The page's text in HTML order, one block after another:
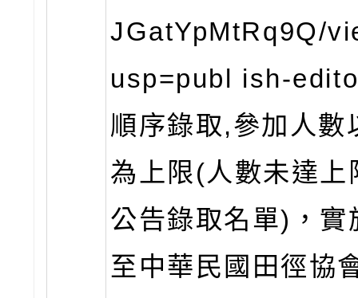
JGatYpMtRq9Q/
usp=publ ish-
順序錄取,參加人數
為上限(人數未達上
公告錄取名單)，實
至中華民國田徑協